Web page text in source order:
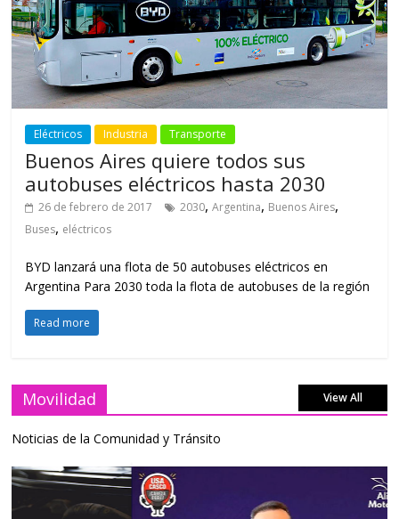
Eléctricos Industria Transporte
Buenos Aires quiere todos sus
autobuses eléctricos hasta 2030
26 de febrero de 2017 2030,Argentina, Buenos Aires,
Buses, eléctricos
BYD lanzará una flota de 50 autobuses eléctricos en
Argentina Para 2030 toda la flota de autobuses de la región
Read more
Movilidad View All
Noticias de la Comunidad y Tránsito